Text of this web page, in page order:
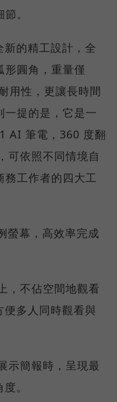
。
的精工設計，全
形圓角，重量僅
用性，更讓長時間
一提的是，它是一
AI 筆電，360 度翻
可依照不同情境自
工作者的四大工
螢幕，高效率完成
，不佔空間地觀看
便多人同時觀看與
示簡報時，呈現最
。